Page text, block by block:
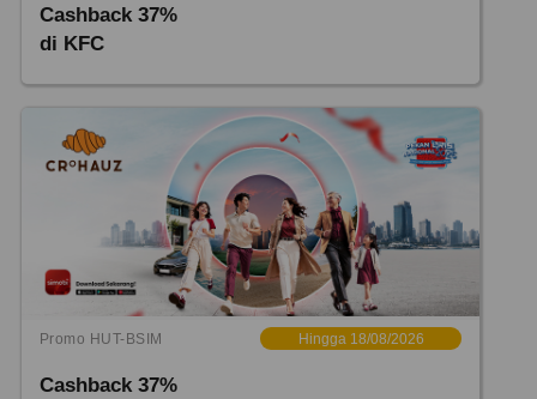
Cashback 37%
di KFC
Promo HUT-BSIM Hingga 18/08/2026
Cashback 37%